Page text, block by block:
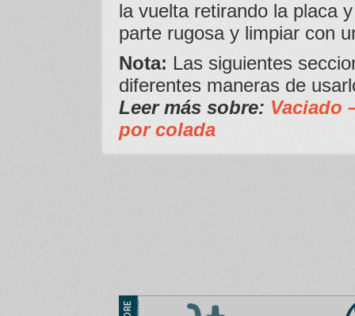
la vuelta retirando la placa
parte rugosa y limpiar con
Nota: Las siguientes
diferentes maneras de
Leer más sobre: Vaciado
por colada